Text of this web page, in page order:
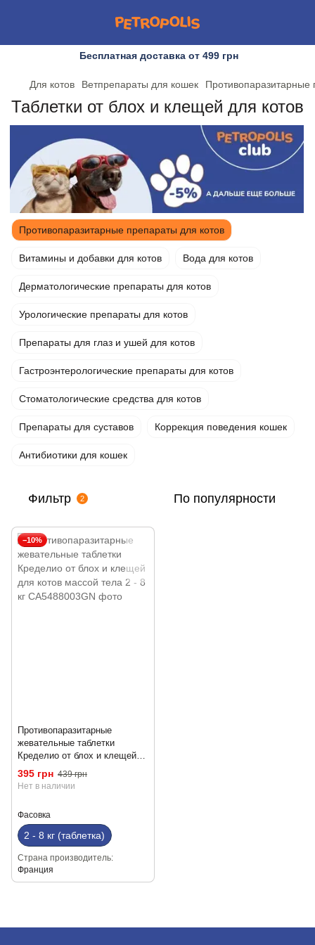
Бесплатная доставка от 499 грн
Для котов Ветпрепараты для кошек Противопаразитарные
Таблетки от блох и клещей для котов
Противопаразитарные препараты для котов
Витамины и добавки для котов Вода для котов
Дерматологические препараты для котов
Урологические препараты для котов
Препараты для глаз и ушей для котов
Гастроэнтерологические препараты для котов
Стоматологические средства для котов
Препараты для суставов Коррекция поведения кошек
Антибиотики для кошек
Фильтр 2 По популярности
−10%
Противопаразитарные
жевательные таблетки
Кределио от блох и клещей
для котов массой тела 2 - 8 кг
395 грн 439 грн
Нет в наличии
Фасовка
2 - 8 кг (таблетка)
Страна производитель
Франция